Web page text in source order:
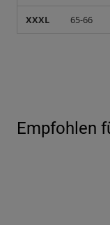
XXXL 65-66
Empfohlen